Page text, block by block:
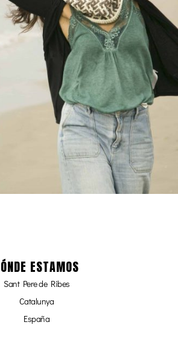
ESTAMOS
Sant Pere de Ribes
Catalunya
España